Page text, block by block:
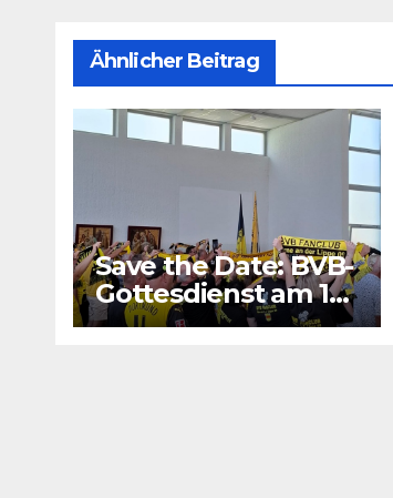
Ähnlicher Beitrag
Save the Date: BVB-
Gottesdienst am 16.
August 2026